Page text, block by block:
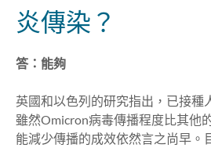
炎傳染？
答：能夠
英國和以色列的研究指出，已接種
雖然Omicron病毒傳播程度比其他
能減少傳播的成效依然言之尚早。